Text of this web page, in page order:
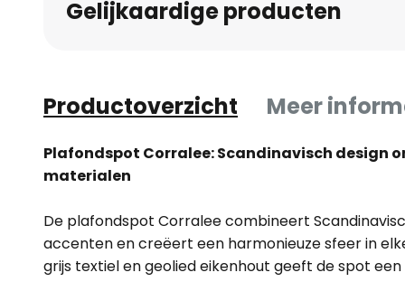
vanGelijkaardige producten
Productoverzicht Meer
Plafondspot Corralee: Scandinavisch design
materialen
De plafondspot Corralee combineert
accenten en creëert een harmonieuze sfeer in
grijs textiel en geolied eikenhout geeft de spot